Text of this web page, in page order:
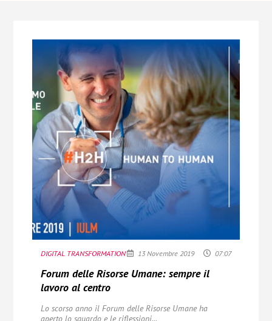
DIGITAL TRANSFORMATION 13 Novembre 2019 07:07
Forum delle Risorse Umane: sempre il
lavoro al centro
Lo scorso anno il Forum delle Risorse Umane ha
aperto lo sguardo e le riflessioni...